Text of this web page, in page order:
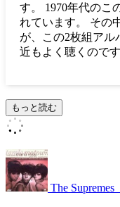
す。 1970年代のこ
れています。 その
が、この2枚組アル
近もよく聴くので
もっと読む
The Supremes